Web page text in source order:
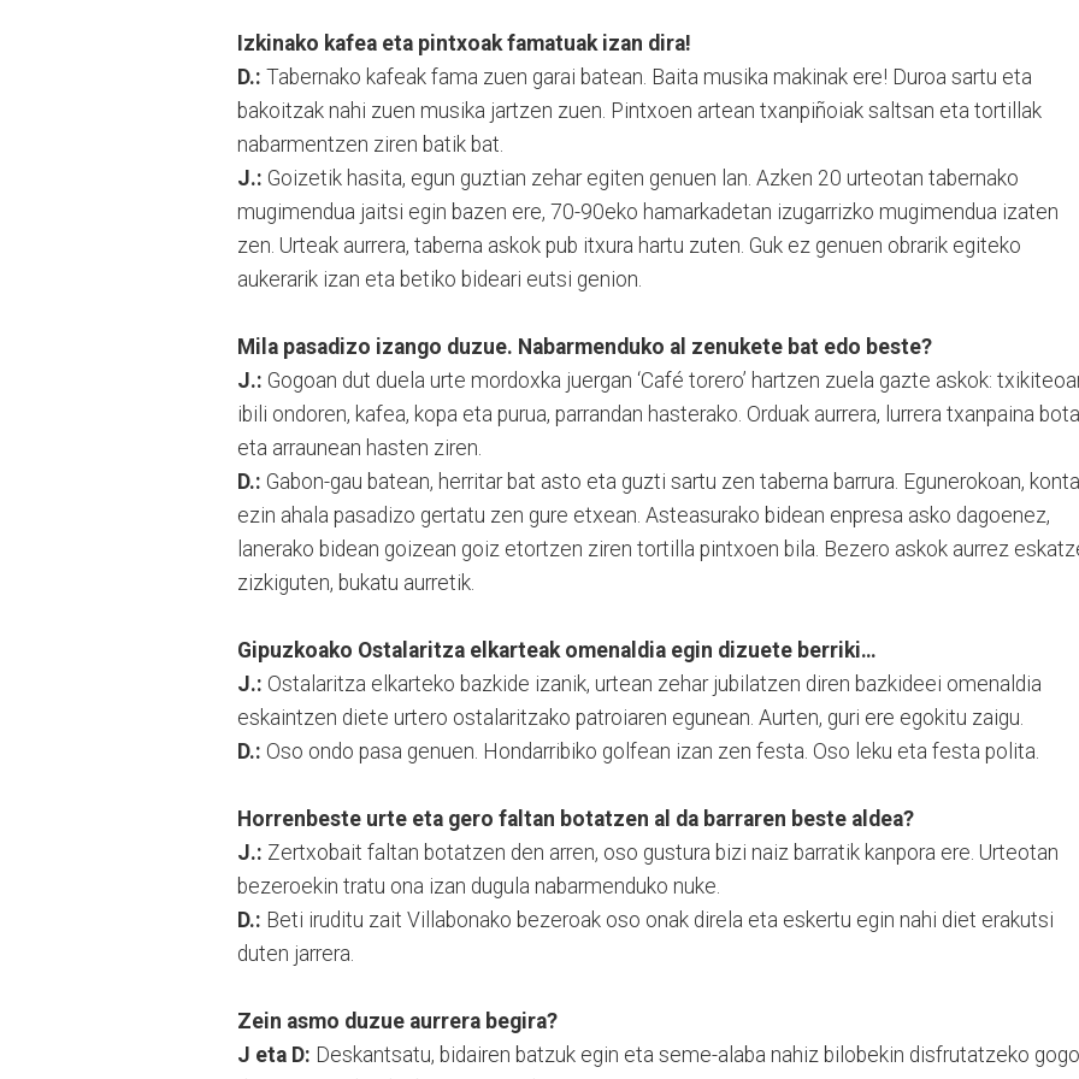
Izkinako kafea eta pintxoak famatuak izan dira!
D.: Tabernako kafeak fama zuen garai batean. Baita musika makinak ere! Duroa sartu eta
bakoitzak nahi zuen musika jartzen zuen. Pintxoen artean txanpiñoiak saltsan eta tortillak
nabarmentzen ziren batik bat.
J.: Goizetik hasita, egun guztian zehar egiten genuen lan. Azken 20 urteotan tabernako
mugimendua jaitsi egin bazen ere, 70-90eko hamarkadetan izugarrizko mugimendua izaten
zen. Urteak aurrera, taberna askok pub itxura hartu zuten. Guk ez genuen obrarik egiteko
aukerarik izan eta betiko bideari eutsi genion.
Mila pasadizo izango duzue. Nabarmenduko al zenukete bat edo beste?
J.: Gogoan dut duela urte mordoxka juergan ‘Café torero’ hartzen zuela gazte askok:
ibili ondoren, kafea, kopa eta purua, parrandan hasterako. Orduak aurrera, lurrera txanpaina bota
eta arraunean hasten ziren.
D.: Gabon-gau batean, herritar bat asto eta guzti sartu zen taberna barrura. Egunerokoan, konta
ezin ahala pasadizo gertatu zen gure etxean. Asteasurako bidean enpresa asko dagoenez,
lanerako bidean goizean goiz etortzen ziren tortilla pintxoen bila. Bezero askok aurrez
zizkiguten, bukatu aurretik.
Gipuzkoako Ostalaritza elkarteak omenaldia egin dizuete berriki…
J.: Ostalaritza elkarteko bazkide izanik, urtean zehar jubilatzen diren bazkideei omenaldia
eskaintzen diete urtero ostalaritzako patroiaren egunean. Aurten, guri ere egokitu zaigu.
D.: Oso ondo pasa genuen. Hondarribiko golfean izan zen festa. Oso leku eta festa polita.
Horrenbeste urte eta gero faltan botatzen al da barraren beste aldea?
J.: Zertxobait faltan botatzen den arren, oso gustura bizi naiz barratik kanpora ere. Urteotan
bezeroekin tratu ona izan dugula nabarmenduko nuke.
D.: Beti iruditu zait Villabonako bezeroak oso onak direla eta eskertu egin nahi diet erakutsi
duten jarrera.
Zein asmo duzue aurrera begira?
J eta D: Deskantsatu, bidairen batzuk egin eta seme-alaba nahiz bilobekin disfrutatzeko